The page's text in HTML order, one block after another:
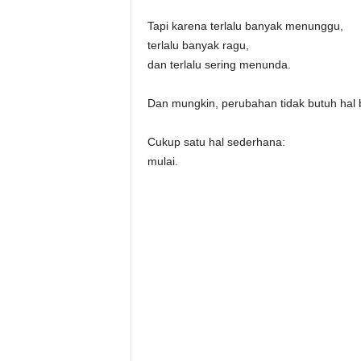
Tapi karena terlalu banyak menunggu,
terlalu banyak ragu,
dan terlalu sering menunda.
Dan mungkin, perubahan tidak butuh hal
Cukup satu hal sederhana:
mulai.